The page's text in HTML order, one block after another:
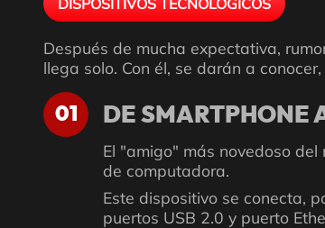
DISPOSITIVOS TECNOLÓGICOS
Después de mucha expectativa,
llega solo. Con él, se darán a
01 DE SMARTPHONE
El "amigo" más novedoso
de computadora.
Este dispositivo se conecta,
puertos USB 2.0 y puerto